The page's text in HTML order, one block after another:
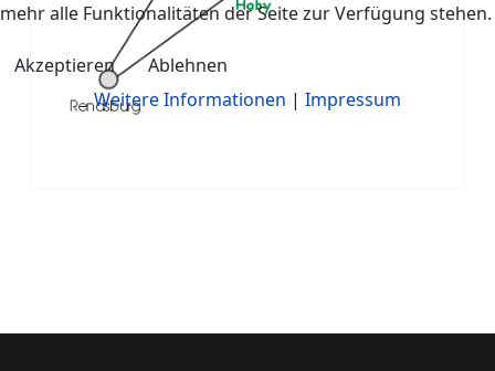
mehr alle Funktionalitäten der Seite zur Verfügung stehen.
Akzeptieren
Ablehnen
Weitere Informationen | Impressum